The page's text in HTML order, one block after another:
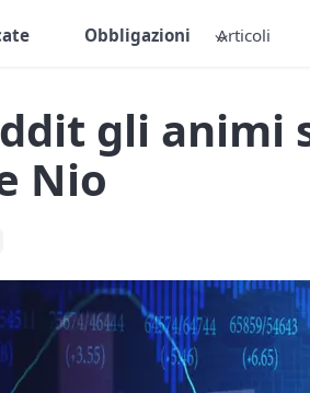
Obbligazioni Articoli
gli animi
Nio